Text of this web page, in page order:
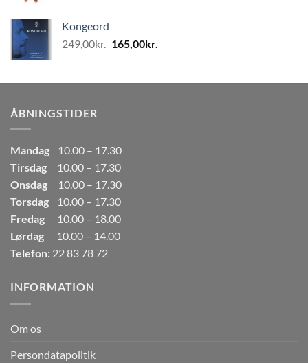
var:
80,00kr..50,00kr..
Kongeord
249,00kr. Den
var:
165,00kr.
er:
ÅBNINGSTIDER
Mandag
10.00 – 17.30
Tirsdag
10.00 – 17.30
Onsdag
10.00 – 17.30
Torsdag
10.00 – 17.30
Fredag
10.00 – 18.00
Lørdag
10.00 – 14.00
Telefon: 22 83 78 72
INFORMATION
Om os
Persondatapolitik